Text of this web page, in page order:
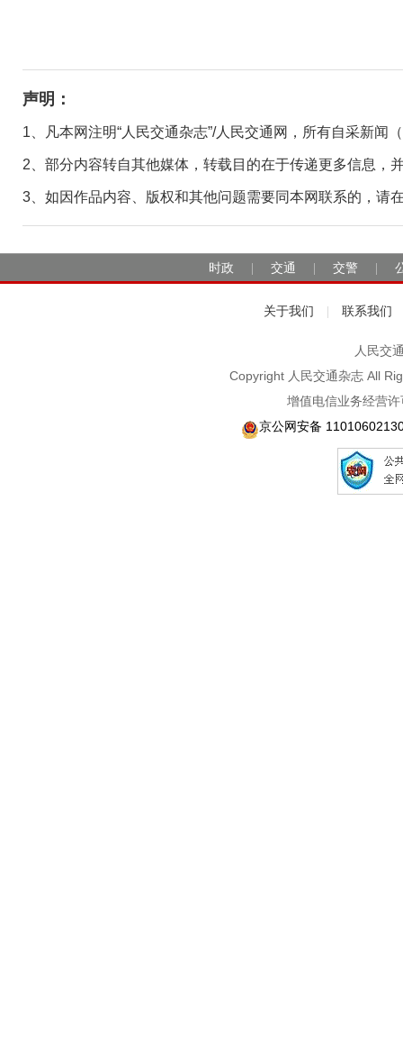
声明：
1、凡本网注明“人民交通杂志”/人民交通网，所有自采新
2、部分内容转自其他媒体，转载目的在于传递更多信息，
3、如因作品内容、版权和其他问题需要同本网联系的，请
时政 交通 交警
关于我们 联系我们
人民交
Copyright 人民交通杂志 All
增值电信业务经营
京公网安备